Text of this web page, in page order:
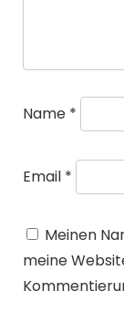
Name *
Email *
Meinen
meine